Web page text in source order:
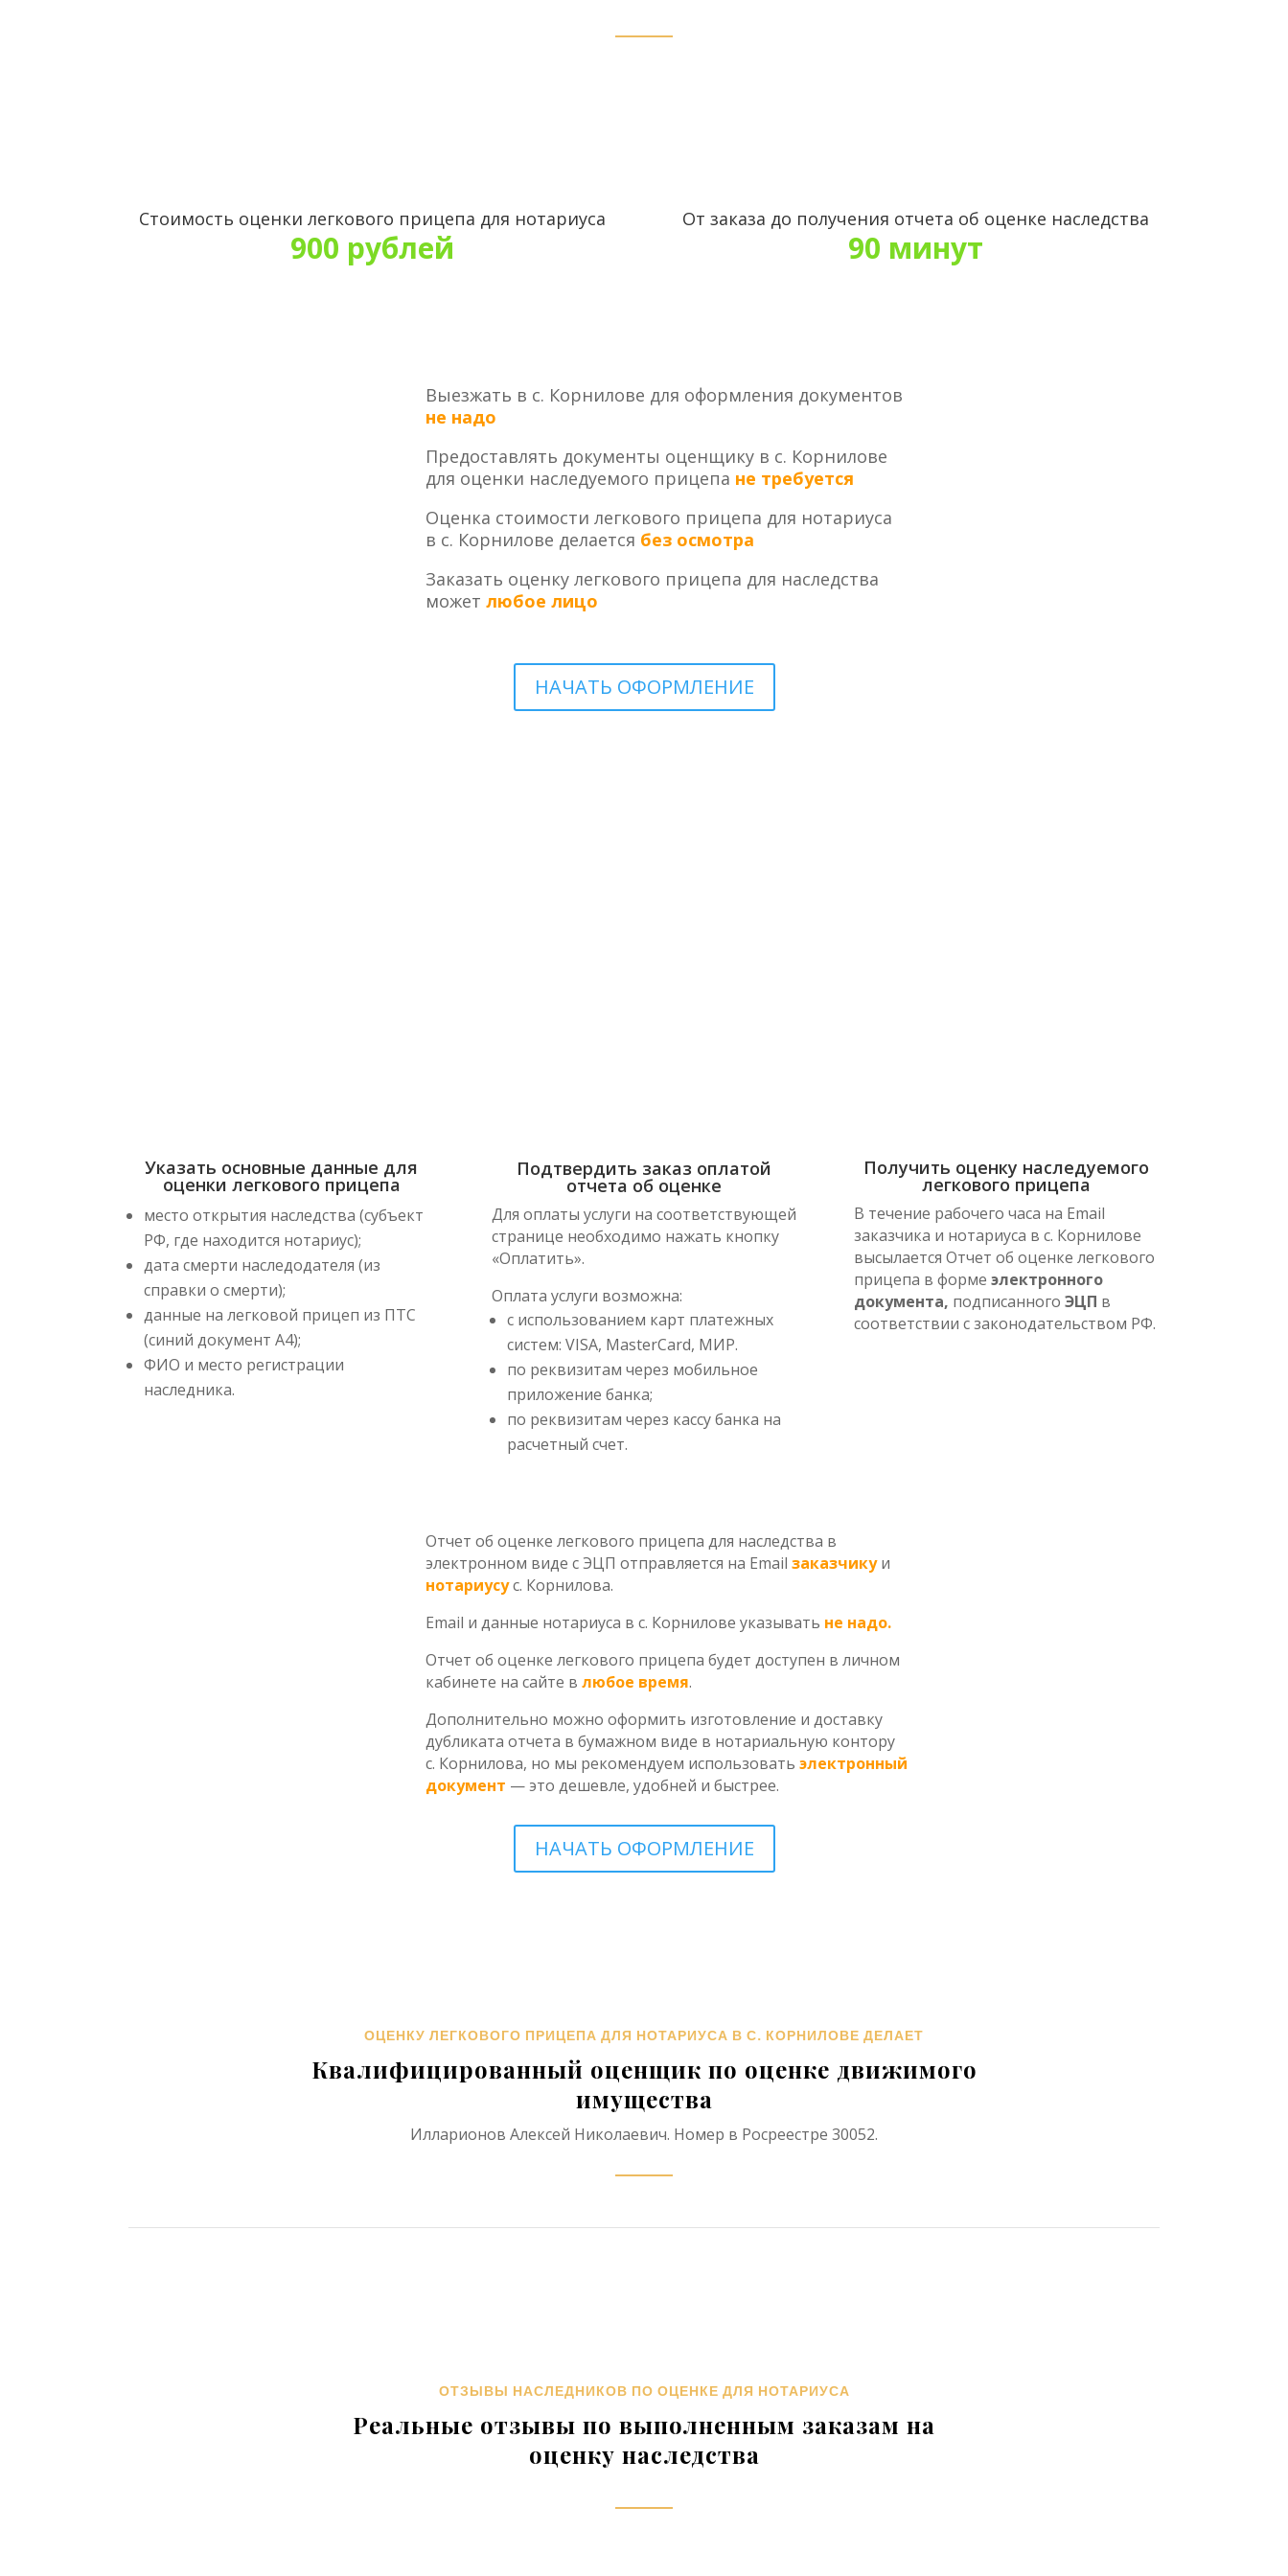
Стоимость оценки легкового прицепа для нотариуса
900 рублей
От заказа до получения отчета об оценке наследства
90 минут
Выезжать в с. Корнилове для оформления документов
не надо
Предоставлять документы оценщику в с. Корнилове
для оценки наследуемого прицепа не требуется
Оценка стоимости легкового прицепа для нотариуса
в с. Корнилове делается без осмотра
Заказать оценку легкового прицепа для наследства
может любое лицо
НАЧАТЬ ОФОРМЛЕНИЕ
Указать основные данные для
оценки легкового прицепа
место открытия наследства (субъект
РФ, где находится нотариус);
дата смерти наследодателя (из
справки о смерти);
данные на легковой прицеп из ПТС
(синий документ А4);
ФИО и место регистрации
наследника.
Подтвердить заказ оплатой
отчета об оценке
Для оплаты услуги на соответствующей
странице необходимо нажать кнопку
«Оплатить».
Оплата услуги возможна:
с использованием карт платежных
систем: VISA, MasterCard, МИР.
по реквизитам через мобильное
приложение банка;
по реквизитам через кассу банка на
расчетный счет.
Получить оценку наследуемого
легкового прицепа
В течение рабочего часа на Email
заказчика и нотариуса в с. Корнилове
высылается Отчет об оценке легкового
прицепа в форме электронного
документа, подписанного ЭЦП в
соответствии с законодательством РФ.
Отчет об оценке легкового прицепа для наследства в
электронном виде с ЭЦП отправляется на Email заказчикуи
нотариусус. Корнилова.
Email и данные нотариуса в с. Корнилове указывать не надо.
Отчет об оценке легкового прицепа будет доступен в личном
кабинете на сайте в любое время.
Дополнительно можно оформить изготовление и доставку
дубликата отчета в бумажном виде в нотариальную контору
с. Корнилова, но мы рекомендуем использовать электронный
документ — это дешевле, удобней и быстрее.
НАЧАТЬ ОФОРМЛЕНИЕ
ОЦЕНКУ ЛЕГКОВОГО ПРИЦЕПА ДЛЯ НОТАРИУСА В С. КОРНИЛОВЕ ДЕЛАЕТ
Квалифицированный оценщик по оценке движимого
имущества
Илларионов Алексей Николаевич. Номер в Росреестре 30052.
ОТЗЫВЫ НАСЛЕДНИКОВ ПО ОЦЕНКЕ ДЛЯ НОТАРИУСА
Реальные отзывы по выполненным заказам на
оценку наследства